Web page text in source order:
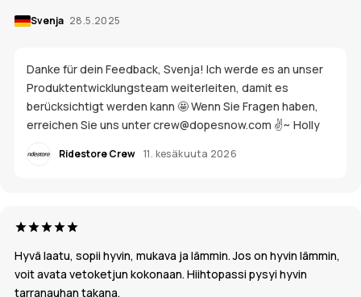
Svenja 28.5.2025
Danke für dein Feedback, Svenja! Ich werde es an unser
Produktentwicklungsteam weiterleiten, damit es
berücksichtigt werden kann 🤩 Wenn Sie Fragen haben,
erreichen Sie uns unter crew@dopesnow.com ✌️~ Holly
Ridestore Crew 11. kesäkuuta 2026
Hyvä laatu, sopii hyvin, mukava ja lämmin. Jos on hyvin lämmin,
voit avata vetoketjun kokonaan. Hiihtopassi pysyi hyvin
tarranauhan takana.